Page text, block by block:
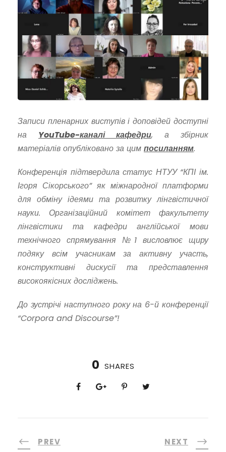
Записи пленарних виступів і доповідей доступні
на YouTube-каналі кафедри, а збірник
матеріалів опубліковано за цим посиланням.
Конференція підтвердила статус НТУУ “КПІ ім.
Ігоря Сікорського” як міжнародної платформи
для обміну ідеями та розвитку лінгвістичної
науки. Організаційний комітет факультету
лінгвістики та кафедри англійської мови
технічного спрямування №1 висловлює щиру
подяку всім учасникам за активну участь,
конструктивні дискусії та представлення
високоякісних досліджень.
До зустрічі наступного року на 6-й конференції
“Corpora and Discourse”!
0 SHARES
PREV NEXT